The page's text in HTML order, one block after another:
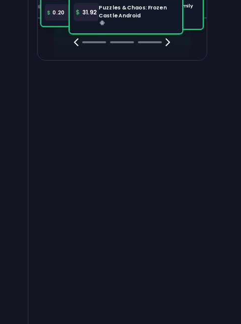
$ 36.02 Bingo Dice iOS
$ 30.00Merge Help: Warm Family
Android
$ 31.92 Puzzles & Chaos: Frozen
Castle Android
$ 0.20 Amazon Prime
36.97
Clash Royale